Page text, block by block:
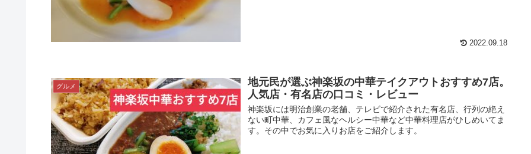
2022.09.18
グルメ
地元民が選ぶ神楽坂の中華テイクアウトおすすめ7店。
人気店・有名店の口コミ・レビュー
神楽坂には明治創業の老舗、テレビで紹介された有名店、行列の絶え
ない町中華、カフェ風なヘルシー中華など中華料理店がひしめいてま
す。その中でお気に入りお店をご紹介します。